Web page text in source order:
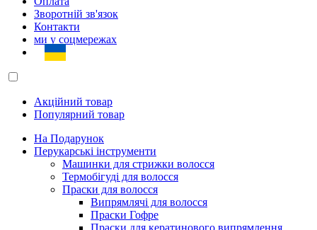
Зворотній зв'язок
Контакти
ми у соцмережах
Акційний товар
Популярний товар
На Подарунок
Перукарські інструменти
Машинки для стрижки волосся
Термобігуді для волосся
Праски для волосся
Випрямлячі для волосся
Праски Гофре
Праски для кератинового випрямлення